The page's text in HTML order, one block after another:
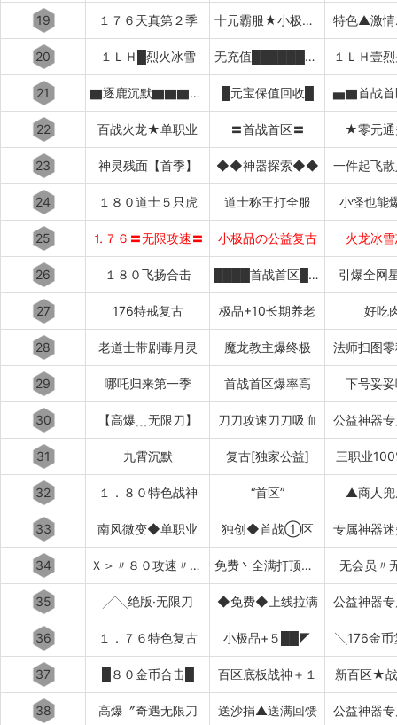
19 １７６天真第２季 十元霸服★小极品+７ 特色▲激
20 １ＬＨ█烈火冰雪 无充值████████████ １ＬＨ壹
21 ▇逐鹿沉默▇▇▇▇▇▇▇▇▇▇ █元宝保值回收█ ▅▇首战
22 百战火龙★单职业 〓首战首区〓 ★零元
23 神灵残面【首季】 ◆◆神器探索◆◆ 一件起飞
24 １８０道士５只虎 道士称王打全服 小怪也能
25 ⒈７６〓无限攻速〓 小极品の公益复古 火龙冰
26 １８０飞扬合击 ████首战首区████ 引爆全网
27 176特戒复古 极品+10长期养老 好吃
28 老道士带剧毒月灵 魔龙教主爆终极 法师扫图
29 哪吒归来第一季 首战首区爆率高 下号妥
30 【高爆﹍无限刀】 刀刀攻速刀刀吸血 公益神器
31 九霄沉默 复古[独家公益] 三职业
32 １．８０特色战神 “首区” ▲商人
33 南风微变◆单职业 独创◆首战①区 专属神器
34 Ｘ＞〃８０攻速〃＜Ｘ 免费丶全满打顶赞▂▃▅▇ 无会员〃
35 ╱╲绝版·无限刀 ◆免费◆上线拉满 公益神器
36 １．７６特色复古 小极品+５██◤ ╲176金
37 █８０金币合击█ 百区底板战神＋１ 新百区★
38 高爆〞奇遇无限刀 送沙捐▲送满回馈 公益神器